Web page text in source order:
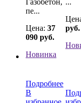
пе...
Цена: 37
090 руб.
Новинка
руб.
Подробнее
В